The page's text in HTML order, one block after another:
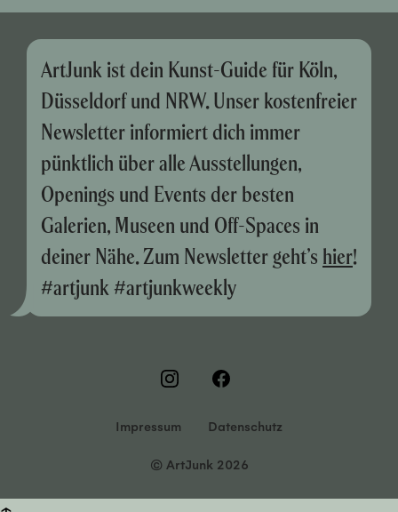
ArtJunk ist dein Kunst-Guide für Köln,
Düsseldorf und NRW. Unser kostenfreier
Newsletter informiert dich immer
pünktlich über alle Ausstellungen,
Openings und Events der besten
Galerien, Museen und Off-Spaces in
deiner Nähe. Zum Newsletter geht’s hier!
#artjunk #artjunkweekly
Impressum Datenschutz
© ArtJunk 2026